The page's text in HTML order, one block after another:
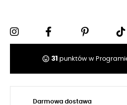
tag_faces 31 punktów w
Darmowa dostawa